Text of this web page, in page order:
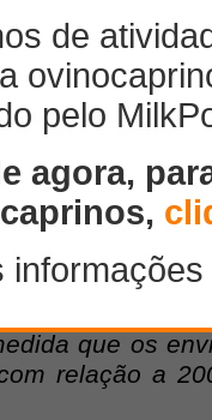
cordeiro da
07 com
resfriada e
peito e flap
exportações
2.861
A
na China e
que os
relação a